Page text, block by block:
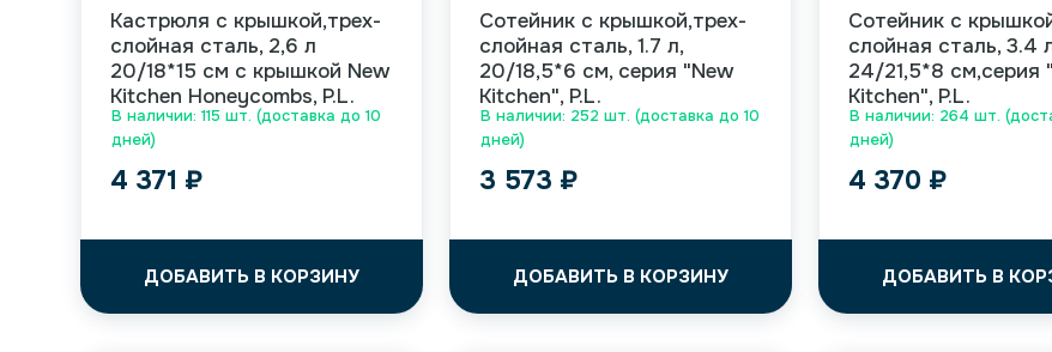
В наличии: 115 шт. (доставка до 10
дней)
Кастрюля с крышкой,трех-
слойная сталь, 2,6 л
20/18*15 см с крышкой New
Kitchen Honeycombs, P.L.
4 371 ₽
ДОБАВИТЬ В КОРЗИНУ
В наличии: 252 шт. (доставка до 10
дней)
Сотейник с крышкой,трех-
слойная сталь, 1.7 л,
20/18,5*6 см, серия "New
Kitchen", P.L.
3 573 ₽
ДОБАВИТЬ В КОРЗИНУ
В наличии: 264 шт.
дней)
Сотейник с
слойная сталь, 3.4
24/21,5*8 см,серия
Kitchen", P.L.
4 370 ₽
ДОБАВИТЬ В